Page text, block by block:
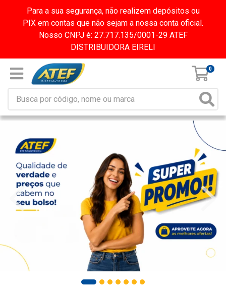
Para a sua segurança, não realizem depósitos ou
PIX em contas que não sejam a nossa conta oficial.
Nosso CNPJ é: 27.717.135/0001-29 ATEF
DISTRIBUIDORA EIRELI
0